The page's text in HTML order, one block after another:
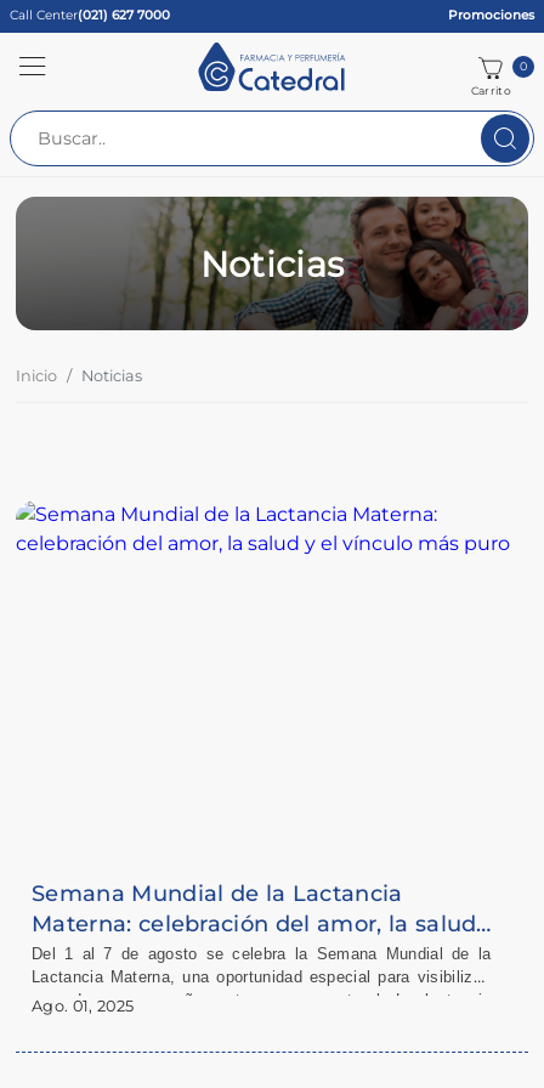
Call Center(021) 627 7000 Promociones
Carrito
0
Noticias
Inicio Noticias
Semana Mundial de la Lactancia
Materna: celebración del amor, la salud
y el vínculo más puro
Del 1 al 7 de agosto se celebra la Semana Mundial de la
Lactancia Materna, una oportunidad especial para visibilizar,
aprender y acompañar este proceso natural. La lactancia
Ago. 01, 2025